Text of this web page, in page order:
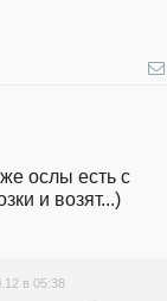
ослы есть с
и возят...)
в 05:38